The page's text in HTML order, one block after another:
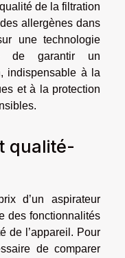
de la filtration
allergènes dans
une technologie
de garantir un
indispensable à la
et à la protection
qualité-
d’un aspirateur
des fonctionnalités
de l’appareil. Pour
de comparer